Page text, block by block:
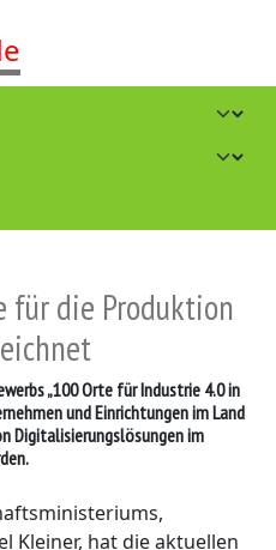
für die Produktion
„100 Orte für Industrie 4.0 in
und Einrichtungen im Land
Digitalisierungslösungen im
Kleiner, hat die aktuellen